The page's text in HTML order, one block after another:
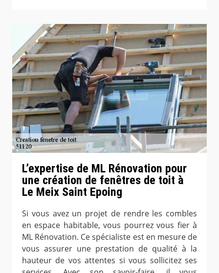
L’expertise de ML Rénovation pour
une création de fenêtres de toit à
Le Meix Saint Epoing
Si vous avez un projet de rendre les combles
en espace habitable, vous pourrez vous fier à
ML Rénovation. Ce spécialiste est en mesure de
vous assurer une prestation de qualité à la
hauteur de vos attentes si vous sollicitez ses